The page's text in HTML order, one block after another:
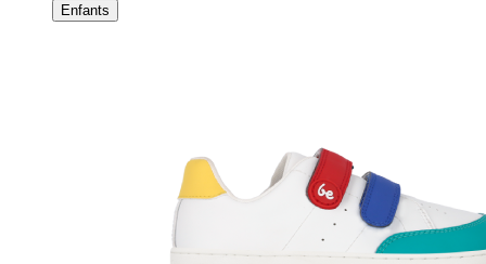
Enfants